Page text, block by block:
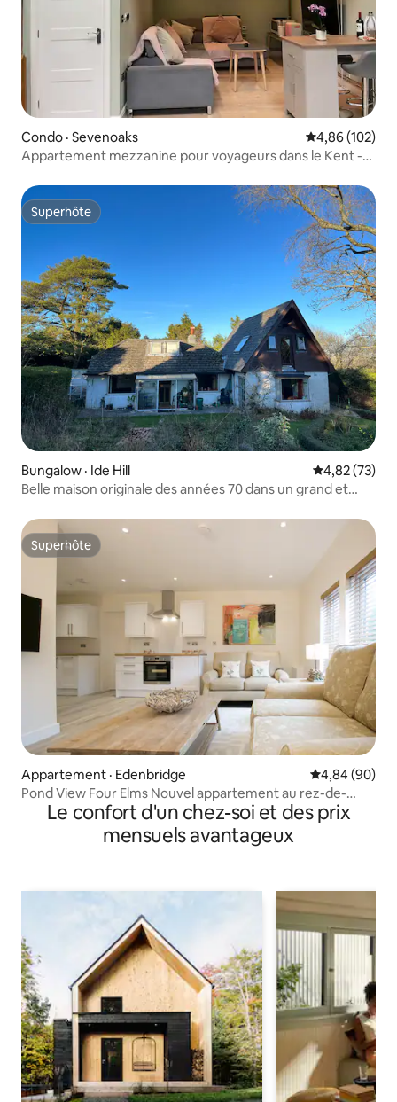
Condo · Sevenoaks Note
4,86 (102)
Appartement mezzanine pour voyageurs dans le Kent -
Superhôte
Superhôte
Bungalow · Ide Hill Note
4,82 (73)
Belle maison originale des années 70 dans un grand et
Superhôte
Superhôte
Appartement · Edenbridge Note
4,84 (90)
Pond View Four Elms Nouvel appartement au rez-de-
chaussée
Le confort d'un chez-soi et des prix
mensuels avantageux